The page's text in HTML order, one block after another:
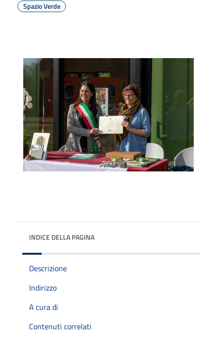
Spazio Verde
INDICE DELLA PAGINA
Descrizione
Indirizzo
A cura di
Contenuti correlati